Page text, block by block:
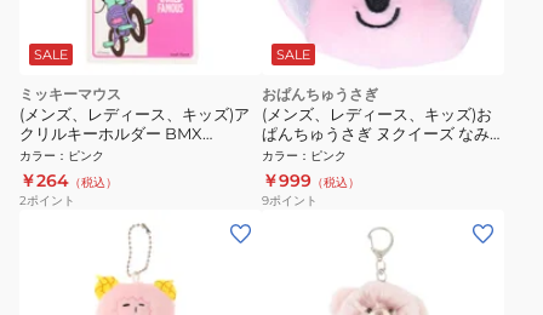
SALE
ミッキーマウス
(メンズ、レディース、キッズ)ア
クリルキーホルダー BMX
APDS4932
カラー ： ピンク
￥264 （税込）
2ポイント
SALE
おぱんちゅうさぎ
(メンズ、レディース、キッズ)お
ぱんちゅうさぎ ヌクイーズ なみ
だ OST 8202811 ぬいぐるみキー
ホルダー
カラー ： ピンク
￥999 （税込）
9ポイント